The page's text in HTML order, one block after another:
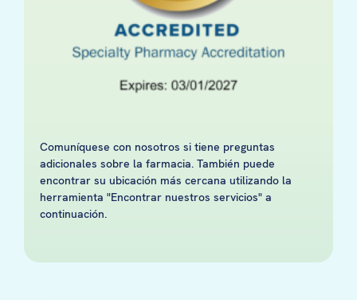
Comuníquese con nosotros si tiene preguntas
adicionales sobre la farmacia. También puede
encontrar su ubicación más cercana utilizando la
herramienta "Encontrar nuestros servicios" a
continuación.